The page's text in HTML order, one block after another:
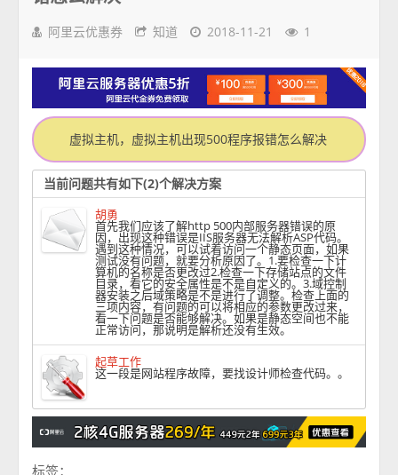
阿里云优惠券 知道 2018-11-21 1
虚拟主机，虚拟主机出现500程序报错怎么解决
当前问题共有如下(2)个解决方案
胡勇
首先我们应该了解http 500内部服务器错误的原
因，出现这种错误是IIS服务器无法解析ASP代码。
遇到这种情况，可以试着访问一个静态页面，如果
测试没有问题，就要分析原因了。1.要检查一下计
算机的名称是否更改过2.检查一下存储站点的文件
目录，看它的安全属性是不是自定义的。3.域控制
器安装之后域策略是不是进行了调整。检查上面的
三项内容，有问题的可以将相应的参数更改过来，
看一下问题是否能够解决。如果是静态空间也不能
正常访问，那说明是解析还没有生效。
起草工作
这一段是网站程序故障，要找设计师检查代码。。
标签：